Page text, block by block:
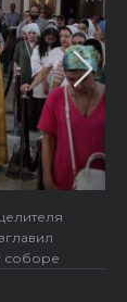
соборе